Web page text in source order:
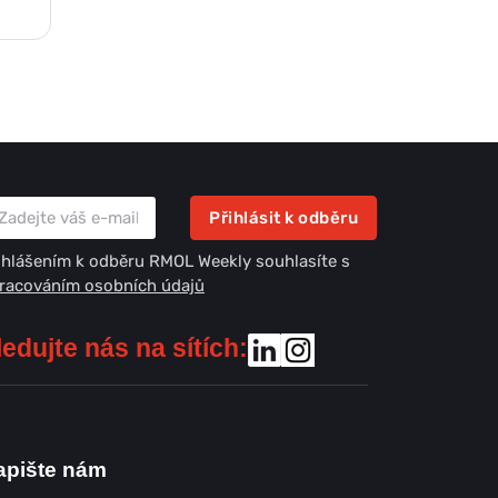
Přihlásit k odběru
k odběru RMOL Weekly souhlasíte s
osobních údajů
nás na sítích:
nám